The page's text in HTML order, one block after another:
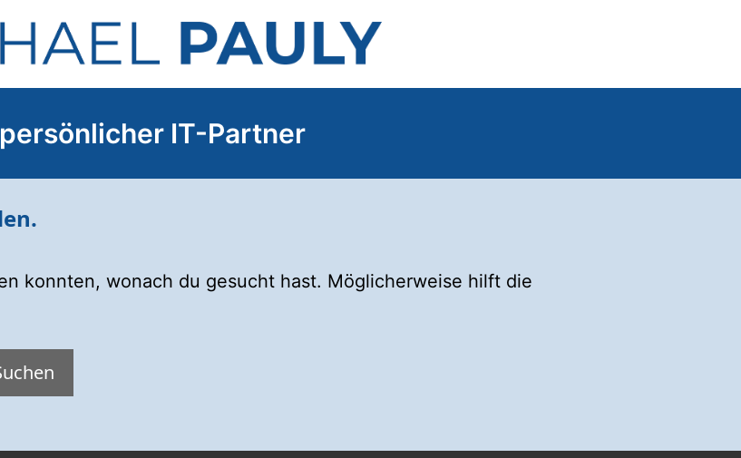
IT-Partner
konnten, wonach du gesucht hast. Möglicherweise hilft die